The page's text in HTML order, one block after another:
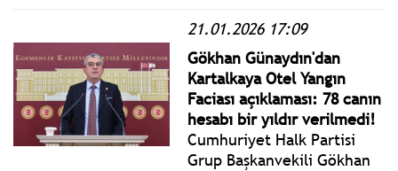
Kanunu’ndaki tartışmalı
maddelerin iptali ve
yürütmesinin durdurulması
talebiyle Anayasa
Mahkemesi’ne
başvurduklarını duyurdu.
21.01.2026 17:09
Gökhan Günaydın'dan
Kartalkaya Otel Yangın
Faciası açıklaması: 78 canın
hesabı bir yıldır verilmedi!
Cumhuriyet Halk Partisi
Grup Başkanvekili Gökhan